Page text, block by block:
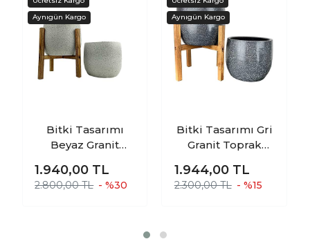
Bitki Tasarımı
Beyaz Granit
Saksılık Salon
Çiçeklik İkili Set
1.940,00 TL
2.800,00 TL - %30
Bitki Tasarımı Gri
Granit Toprak
Salon Çiçeklik
İkili Set Ayaksız -
1.944,00 TL
2.300,00 TL - %15